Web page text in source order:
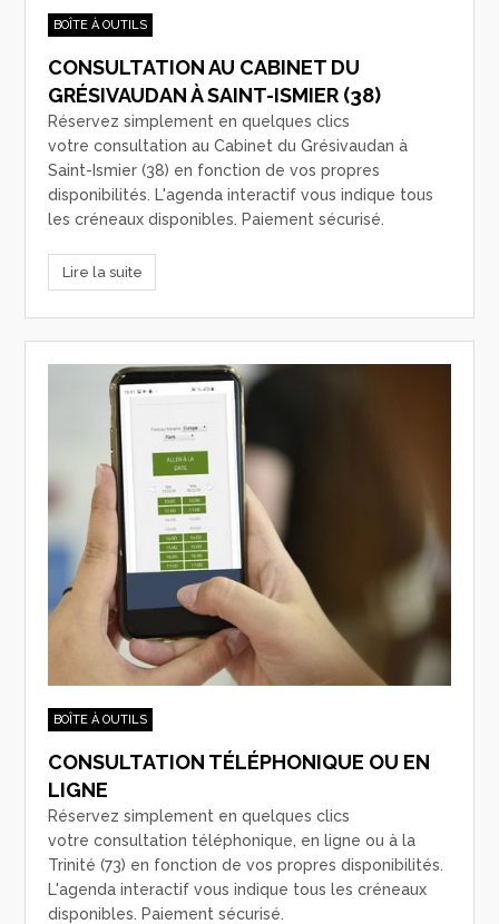
BOÎTE À OUTILS
CONSULTATION AU CABINET DU
GRÉSIVAUDAN À SAINT-ISMIER (38)
Réservez simplement en quelques clics
votre consultation au Cabinet du Grésivaudan à
Saint-Ismier (38) en fonction de vos propres
disponibilités. L'agenda interactif vous indique tous
les créneaux disponibles. Paiement sécurisé.
Lire la suite
BOÎTE À OUTILS
CONSULTATION TÉLÉPHONIQUE OU EN
LIGNE
Réservez simplement en quelques clics
votre consultation téléphonique, en ligne ou à la
Trinité (73) en fonction de vos propres disponibilités.
L'agenda interactif vous indique tous les créneaux
disponibles. Paiement sécurisé.